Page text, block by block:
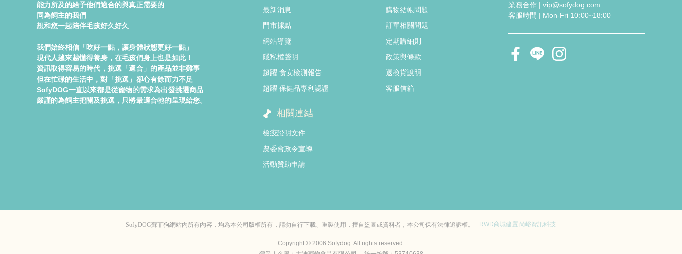
能力所及的給予他們適合的與真正需要的
同為飼主的我們
想和您一起陪伴毛孩好久好久
我們始終相信「吃好一點，讓身體狀態更好一點」
現代人越來越懂得養身，在毛孩們身上也是如此！
資訊取得容易的時代，挑選「適合」的產品並非難事
但在忙碌的生活中，對「挑選」卻心有餘而力不足
SofyDOG一直以來都是從寵物的需求為出發挑選商品
嚴謹的為飼主把關及挑選，只將最適合牠的呈現給您。
最新消息
門市據點
網站導覽
隱私權聲明
超躍 食安檢測報告
超躍 保健品專利認證
購物結帳問題
訂單相關問題
定期購細則
政策與條款
退換貨說明
客服信箱
相關連結
檢疫證明文件
農委會政令宣導
活動贊助申請
業務合作 | vip@sofydog.com
客服時間 | Mon-Fri 10:00~18:00
SofyDOG蘇菲狗網站內所有內容，均為本公司版權所有，請勿自行下載、重製使用，擅自盜圖或資料者，本公司保有法律追訴權。 RWD商城建置 尚峪資訊科技
Copyright © 2006 Sofydog. All rights reserved.